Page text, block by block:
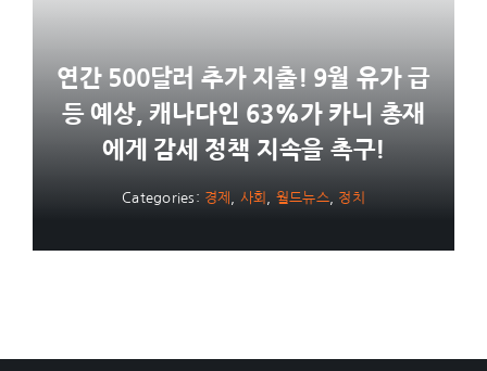
연간 500달러 추가 지출! 9월 유가 급
등 예상, 캐나다인 63%가 카니 총재
에게 감세 정책 지속을 촉구!
Categories: 경제 사회 월드뉴스, 정치